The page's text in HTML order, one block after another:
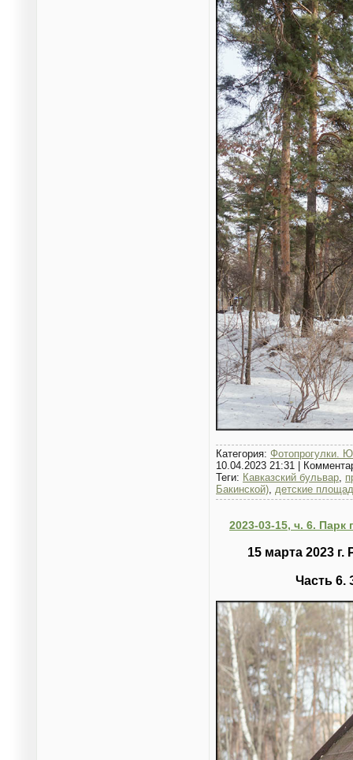
Категория: Фотопрогулки.
10.04.2023 21:31
Теги: Кавказский бульвар,
Бакинской), детские
2023-03-15, ч. 6. Парк
15 марта 2023
Часть 6.